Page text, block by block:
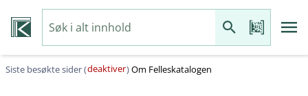
Siste besøkte sider (deaktiver)Om Felleskatalogen